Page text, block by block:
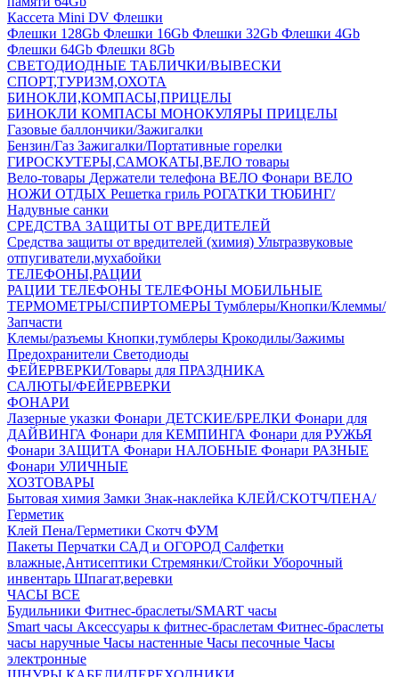
Кассета Mini DV Флешки
Флешки 128Gb Флешки 16Gb Флешки 32Gb Флешки 4Gb
Флешки 64Gb Флешки 8Gb
СВЕТОДИОДНЫЕ ТАБЛИЧКИ/ВЫВЕСКИ
СПОРТ,ТУРИЗМ,ОХОТА
БИНОКЛИ,КОМПАСЫ,ПРИЦЕЛЫ
БИНОКЛИ КОМПАСЫ МОНОКУЛЯРЫ ПРИЦЕЛЫ
Газовые баллончики/Зажигалки
Бензин/Газ Зажигалки/Портативные горелки
ГИРОСКУТЕРЫ,САМОКАТЫ,ВЕЛО товары
Вело-товары Держатели телефона ВЕЛО Фонари ВЕЛО
НОЖИ ОТДЫХ Решетка гриль РОГАТКИ ТЮБИНГ/
Надувные санки
СРЕДСТВА ЗАЩИТЫ ОТ ВРЕДИТЕЛЕЙ
Средства защиты от вредителей (химия) Ультразвуковые
отпугиватели,мухабойки
ТЕЛЕФОНЫ,РАЦИИ
РАЦИИ ТЕЛЕФОНЫ ТЕЛЕФОНЫ МОБИЛЬНЫЕ
ТЕРМОМЕТРЫ/СПИРТОМЕРЫ Тумблеры/Кнопки/Клеммы/
Запчасти
Клемы/разъемы Кнопки,тумблеры Крокодилы/Зажимы
Предохранители Светодиоды
ФЕЙЕРВЕРКИ/Товары для ПРАЗДНИКА
САЛЮТЫ/ФЕЙЕРВЕРКИ
ФОНАРИ
Лазерные указки Фонари ДЕТСКИЕ/БРЕЛКИ Фонари для
ДАЙВИНГА Фонари для КЕМПИНГА Фонари для РУЖЬЯ
Фонари ЗАЩИТА Фонари НАЛОБНЫЕ Фонари РАЗНЫЕ
Фонари УЛИЧНЫЕ
ХОЗТОВАРЫ
Бытовая химия Замки Знак-наклейка КЛЕЙ/СКОТЧ/ПЕНА/
Герметик
Клей Пена/Герметики Скотч ФУМ
Пакеты Перчатки САД и ОГОРОД Салфетки
влажные,Антисептики Стремянки/Стойки Уборочный
инвентарь Шпагат,веревки
ЧАСЫ ВСЕ
Будильники Фитнес-браслеты/SMART часы
Smart часы Аксессуары к фитнес-браслетам Фитнес-браслеты
часы наручные Часы настенные Часы песочные Часы
электронные